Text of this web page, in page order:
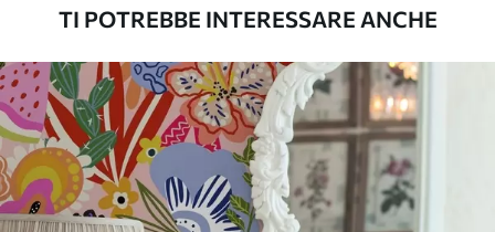
Standard
45.0027.00€/m²
Premium
56.6734.00 €/m²
Vinile Premium
TI POTREBBE INTERESSARE ANCHE